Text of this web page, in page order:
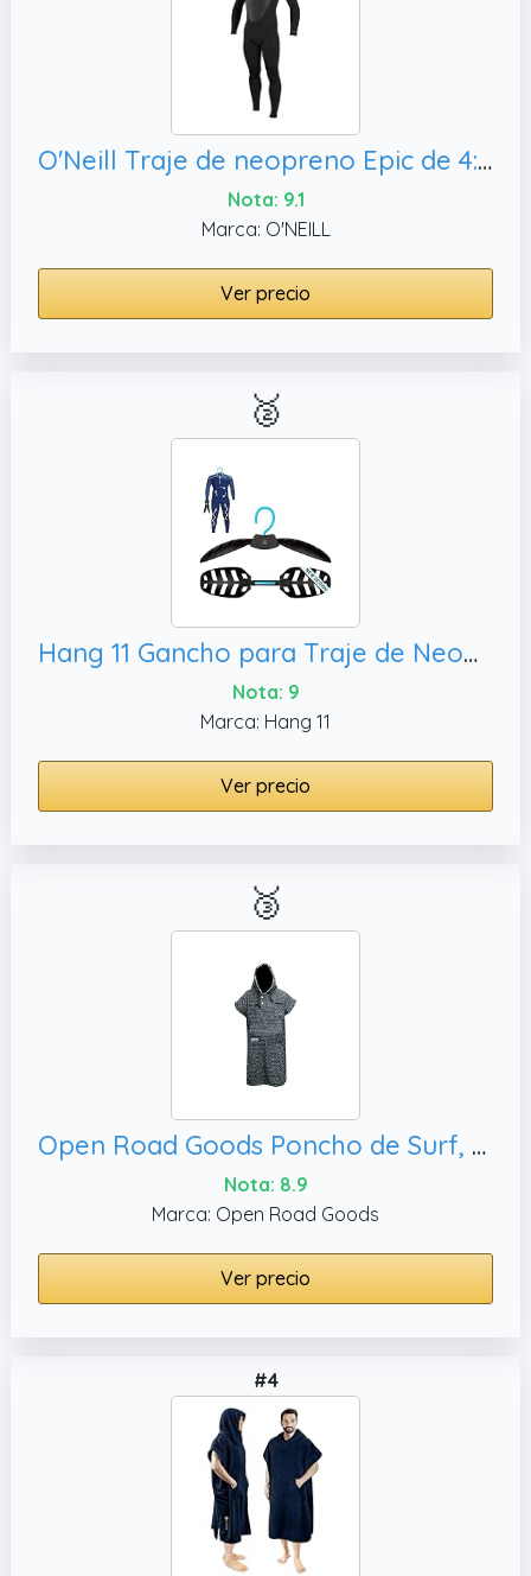
O'Neill Traje de neopreno Epic de 4:3 mm con cremallera trasera para hombre, 3XL
Nota: 9.1
Marca: O'NEILL
Ver precio
🥈
Hang 11 Gancho para Traje de Neopreno: el Accesorio definitivo para Surf y Buceo, Secado rápido (Azul)
Nota: 9
Marca: Hang 11
Ver precio
🥉
Open Road Goods Poncho de Surf, Talla única
Nota: 8.9
Marca: Open Road Goods
Ver precio
#4